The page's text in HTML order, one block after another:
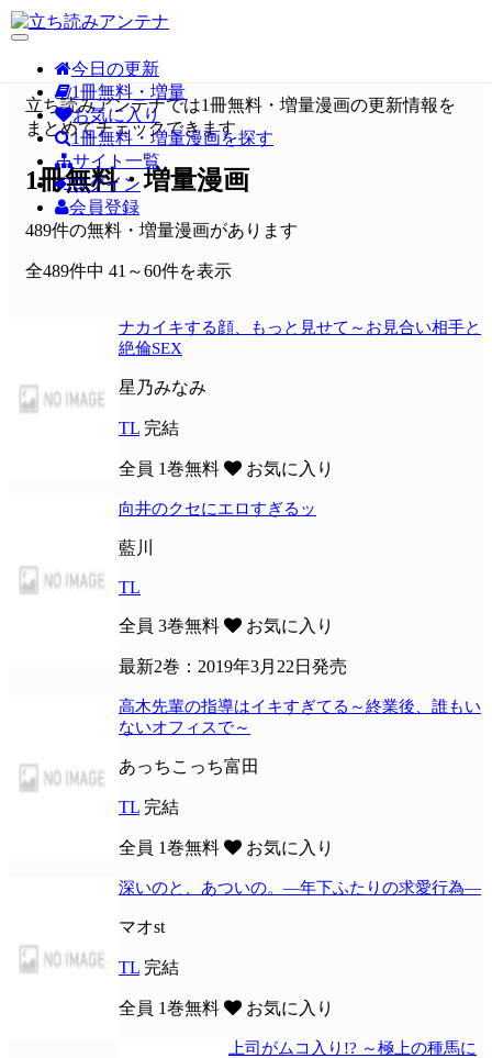
今日の更新
1冊無料・増量
お気に入り
1冊無料・増量漫画を探す
サイト一覧
ログイン
会員登録
立ち読みアンテナでは1冊無料・増量漫画の更新情報を
まとめてチェックできます
1冊無料・増量漫画
489件の無料・増量漫画があります
全489件中 41～60件を表示
ナカイキする顔、もっと見せて～お見合い相手と
絶倫SEX
星乃みなみ
TL 完結
全員 1巻無料 お気に入り
向井のクセにエロすぎるッ
藍川
TL
全員 3巻無料 お気に入り
最新2巻：2019年3月22日発売
高木先輩の指導はイキすぎてる～終業後、誰もい
ないオフィスで～
あっちこっち富田
TL 完結
全員 1巻無料 お気に入り
深いのと、あついの。―年下ふたりの求愛行為―
マオst
TL 完結
全員 1巻無料 お気に入り
上司がムコ入り!? ～極上の種馬に